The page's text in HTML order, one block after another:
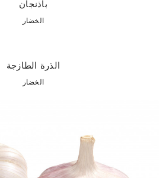
باذنجان
الخضار
الذرة الطازجة
الخضار